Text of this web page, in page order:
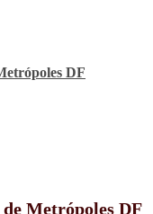
DF
de Metrópoles DF